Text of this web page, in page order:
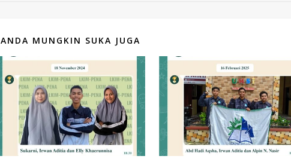
ANDA MUNGKIN SUKA JUGA